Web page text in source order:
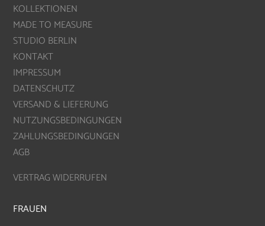
KOLLEKTIONEN
MADE TO MEASURE
STUDIO BERLIN
KONTAKT
IMPRESSUM
DATENSCHUTZ
VERSAND & LIEFERUNG
NUTZUNGSBEDINGUNGEN
ZAHLUNGSBEDINGUNGEN
AGB
VERTRAG WIDERRUFEN
FRAUEN